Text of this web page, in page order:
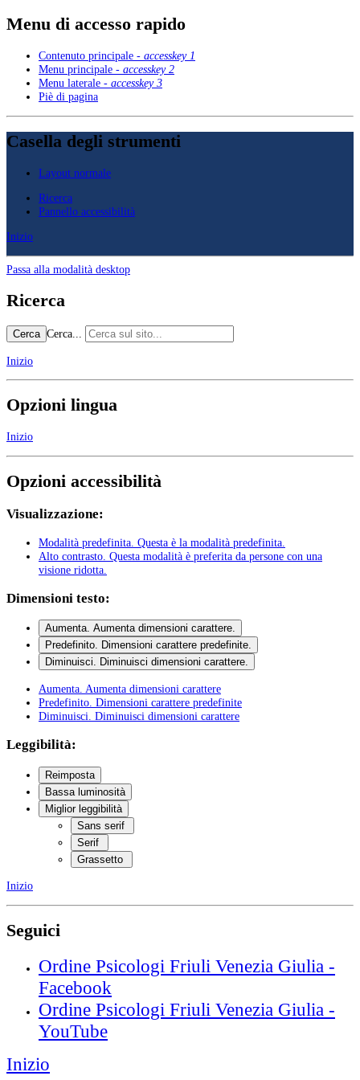
Menu di accesso rapido
Contenuto principale - accesskey 1
Menu principale - accesskey 2
Menu laterale - accesskey 3
Piè di pagina
Casella degli strumenti
Layout normale
Ricerca
Pannello accessibilità
Inizio
Passa alla modalità desktop
Ricerca
Cerca Cerca...
Inizio
Opzioni lingua
Inizio
Opzioni accessibilità
Visualizzazione:
Modalità predefinita . Questa è la modalità predefinita.
Alto contrasto . Questa modalità è preferita da persone con una
visione ridotta.
Dimensioni testo:
Aumenta. Aumenta dimensioni carattere.
Predefinito. Dimensioni carattere predefinite.
Diminuisci. Diminuisci dimensioni carattere.
Aumenta . Aumenta dimensioni carattere
Predefinito . Dimensioni carattere predefinite
Diminuisci . Diminuisci dimensioni carattere
Leggibilità:
Reimposta
Bassa luminosità
Miglior leggibilità
Sans serif
Serif
Grassetto
Inizio
Seguici
Ordine Psicologi Friuli Venezia Giulia -
Facebook
Ordine Psicologi Friuli Venezia Giulia -
YouTube
Inizio